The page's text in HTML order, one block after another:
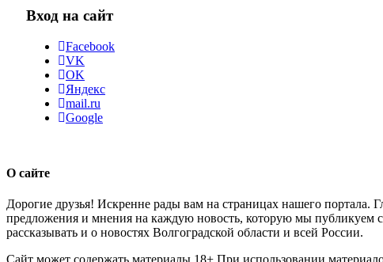
Вход на сайт
Facebook
VK
OK
Яндекс
mail.ru
Google
О сайте
Дорогие друзья! Искренне рады вам на страницах нашего
предложения и мнения на каждую новость, которую мы публикуем
рассказывать и о новостях Волгоградской области и всей России.